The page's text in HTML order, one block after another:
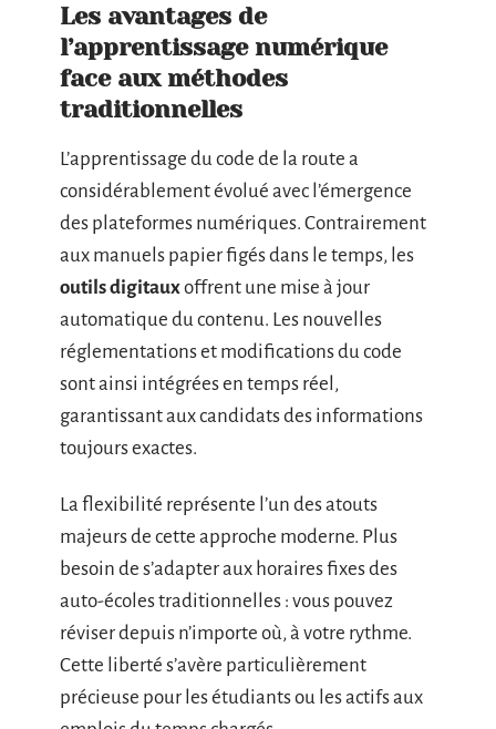
Les avantages de
l’apprentissage numérique
face aux méthodes
traditionnelles
L’apprentissage du code de la route a
considérablement évolué avec l’émergence
des plateformes numériques. Contrairement
aux manuels papier figés dans le temps, les
outils digitauxoffrent une mise à jour
automatique du contenu. Les nouvelles
réglementations et modifications du code
sont ainsi intégrées en temps réel,
garantissant aux candidats des informations
toujours exactes.
La flexibilité représente l’un des atouts
majeurs de cette approche moderne. Plus
besoin de s’adapter aux horaires fixes des
auto-écoles traditionnelles : vous pouvez
réviser depuis n’importe où, à votre rythme.
Cette liberté s’avère particulièrement
précieuse pour les étudiants ou les actifs aux